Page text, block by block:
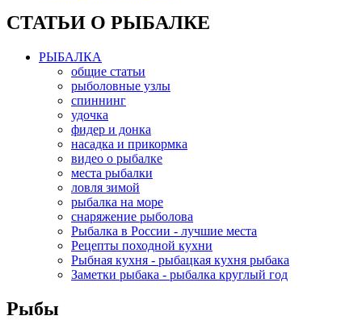
СТАТЬИ О РЫБАЛКЕ
РЫБАЛКА
общие статьи
рыболовные узлы
спиннинг
удочка
фидер и донка
насадка и прикормка
видео о рыбалке
места рыбалки
ловля зимой
рыбалка на море
снаряжение рыболова
Рыбалка в России - лучшие места
Рецепты походной кухни
Рыбная кухня - рыбацкая кухня рыбака
Заметки рыбака - рыбалка круглый год
Рыбы